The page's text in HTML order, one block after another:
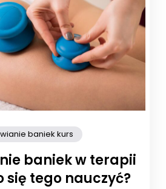
baniek kurs
baniek w terapii
się tego nauczyć?